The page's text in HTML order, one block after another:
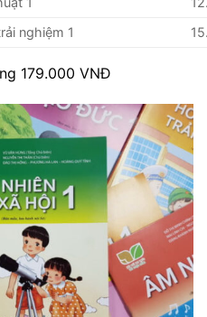
nghiệm 1
179.000 VNĐ